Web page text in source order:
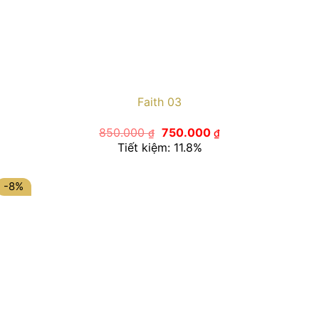
Faith 03
850.000₫ Giá
gốc
là:
750.000 ₫Giá
hiện
Tiết kiệm: 11.8%
-8%